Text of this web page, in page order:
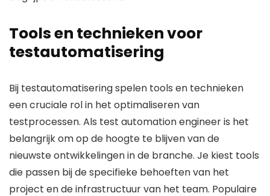
Tools en technieken voor
testautomatisering
Bij testautomatisering spelen tools en technieken
een cruciale rol in het optimaliseren van
testprocessen. Als test automation engineer is het
belangrijk om op de hoogte te blijven van de
nieuwste ontwikkelingen in de branche. Je kiest tools
die passen bij de specifieke behoeften van het
project en de infrastructuur van het team. Populaire